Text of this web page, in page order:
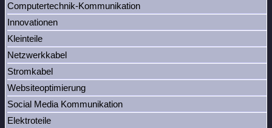
Computertechnik-Kommunikation
Innovationen
Kleinteile
Netzwerkkabel
Stromkabel
Websiteoptimierung
Social Media Kommunikation
Elektroteile